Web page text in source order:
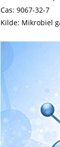
Cas: 9067-32-7
Kilde: Mikrobiel